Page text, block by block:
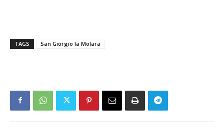
TAGS San Giorgio la Molara